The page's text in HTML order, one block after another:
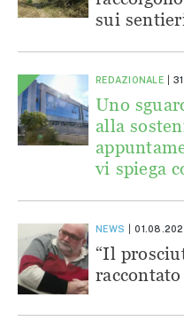
sui
REDAZIONALE
Uno
alla
vi spiega
NEWS
“Il